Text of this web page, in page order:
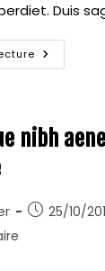
Duis
Conubia
Nostra
nibh
Publication
25/10/